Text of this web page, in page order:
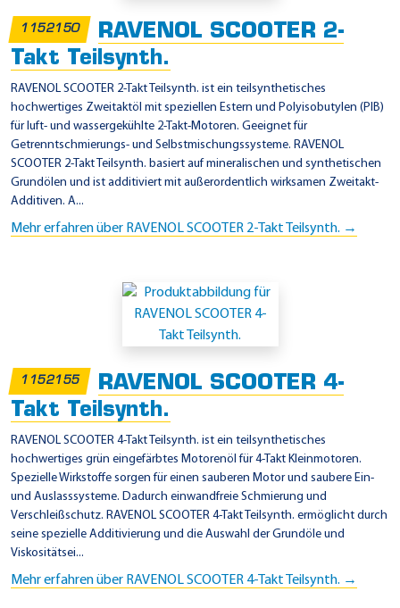
u
k
i
1152150
RAVENOL SCOOTER 2-
Takt Teilsynth.
RAVENOL SCOOTER 2-Takt Teilsynth. ist ein teilsynthetisches
hochwertiges Zweitaktöl mit speziellen Estern und Polyisobutylen (PIB)
für luft- und wassergekühlte 2-Takt-Motoren. Geeignet für
Getrenntschmierungs- und Selbstmischungssysteme. RAVENOL
SCOOTER 2-Takt Teilsynth. basiert auf mineralischen und synthetischen
Grundölen und ist additiviert mit außerordentlich wirksamen Zweitakt-
Additiven. A...
Mehr erfahren über RAVENOL SCOOTER 2-Takt Teilsynth. →
1152155
RAVENOL SCOOTER 4-
Takt Teilsynth.
RAVENOL SCOOTER 4-Takt Teilsynth. ist ein teilsynthetisches
hochwertiges grün eingefärbtes Motorenöl für 4-Takt Kleinmotoren.
Spezielle Wirkstoffe sorgen für einen sauberen Motor und saubere Ein-
und Auslasssysteme. Dadurch einwandfreie Schmierung und
Verschleißschutz. RAVENOL SCOOTER 4-Takt Teilsynth. ermöglicht durch
seine spezielle Additivierung und die Auswahl der Grundöle und
Viskositätsei...
Mehr erfahren über RAVENOL SCOOTER 4-Takt Teilsynth. →